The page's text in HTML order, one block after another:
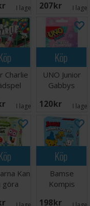
I lager: 1207 SEK I
Charlie
I lager:
Köp
UNO Junior
Gabbys
Kortspel
120 SEK I
Kan
göra
Köp
Bamse
Kompis
198 SEK